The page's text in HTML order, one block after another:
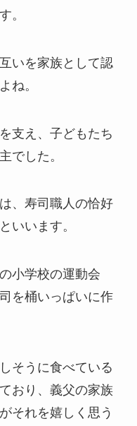
。
いを家族として認
ね。
支え、子どもたち
でした。
、寿司職人の恰好
いいます。
小学校の運動会
を桶いっぱいに作
そうに食べている
おり、義父の家族
それを嬉しく思う